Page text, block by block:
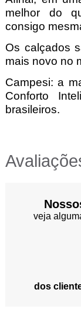
melhor do
consigo
Os calçados
mais novo no
Campesi: a
Conforto
brasileiros.
veja
dos